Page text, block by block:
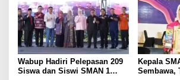
Wabup Hadiri Pelepasan 209
Siswa dan Siswi SMAN 1
Kepala
Sembawa, TOREHKAN